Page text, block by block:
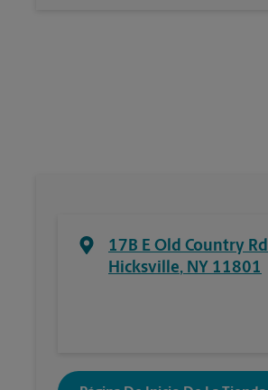
17B E Old Country Rd
Hicksville, NY 11801